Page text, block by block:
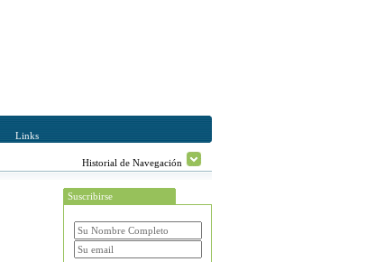
Links
Historial de Navegación
Suscribirse